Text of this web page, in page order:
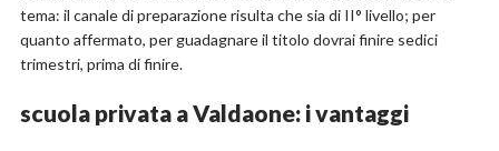
tema: il canale di preparazione risulta che sia di II° livello; per
quanto affermato, per guadagnare il titolo dovrai finire sedici
trimestri, prima di finire.
scuola privata a Valdaone: i vantaggi